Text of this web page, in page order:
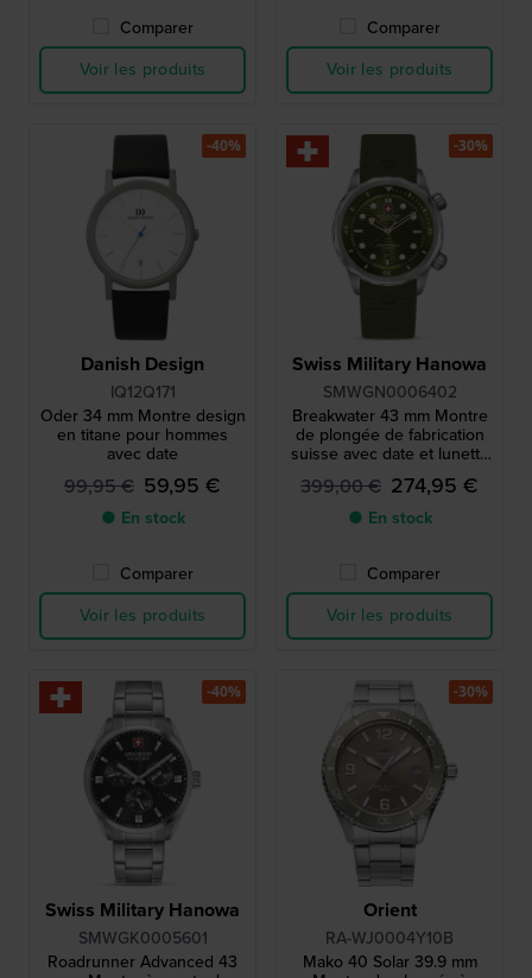
Comparer
Voir les produits
Comparer
Voir les produits
Danish Design
IQ12Q171
Oder 34 mm Montre design
en titane pour hommes
avec date
99,95 € 59,95 €
● En stock
Comparer
Voir les produits
-40%
Swiss Military Hanowa
SMWGN0006402
Breakwater 43 mm Montre
de plongée de fabrication
suisse avec date et lunette
de plongée interne
399,00 € 274,95 €
● En stock
Comparer
Voir les produits
-30%
Swiss Military Hanowa
SMWGK0005601
Roadrunner Advanced 43
-40%
Orient
RA-WJ0004Y10B
Mako 40 Solar 39.9 mm
-30%